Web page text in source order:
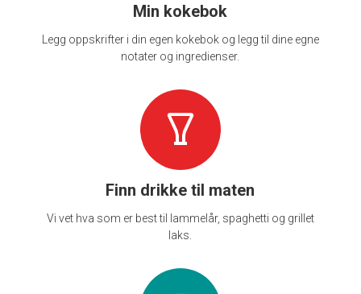
Min kokebok
Legg oppskrifter i din egen kokebok og legg til dine egne
notater og ingredienser.
Finn drikke til maten
Vi vet hva som er best til lammelår, spaghetti og grillet
laks.